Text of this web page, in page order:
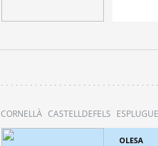
CORNELLÀ CASTELLDEFELS
OLESA